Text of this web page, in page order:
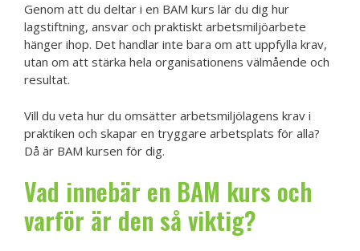
Genom att du deltar i en BAM kurs lär du dig hur
lagstiftning, ansvar och praktiskt arbetsmiljöarbete
hänger ihop. Det handlar inte bara om att uppfylla krav,
utan om att stärka hela organisationens välmående och
resultat.
Vill du veta hur du omsätter arbetsmiljölagens krav i
praktiken och skapar en tryggare arbetsplats för alla?
Då är BAM kursen för dig.
Vad innebär en BAM kurs och
varför är den så viktig?